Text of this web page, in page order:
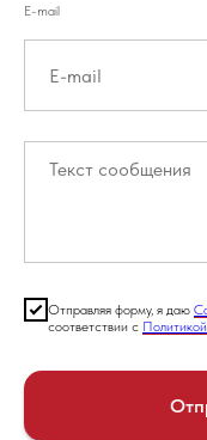
E-mail
Отправляя форму, я даю
соответствии с